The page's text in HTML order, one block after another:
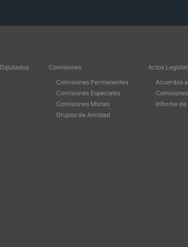
Diputados
Comisiones
Comisiones Permanentes
Comisiones Especiales
Comisiones Mixtas
Grupos de Amistad
Actos
Acuerdos
Informe de